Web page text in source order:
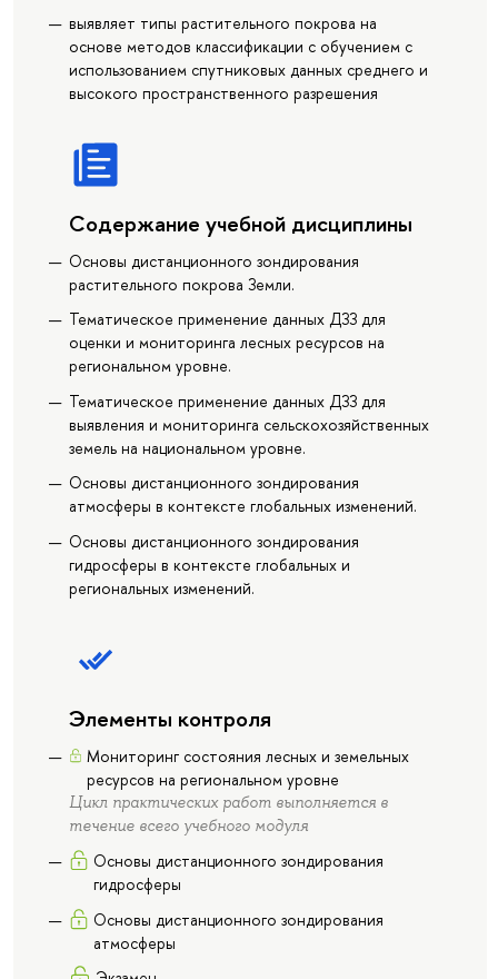
выявляет типы растительного покрова на
основе методов классификации с обучением с
использованием спутниковых данных среднего и
высокого пространственного разрешения
Содержание учебной дисциплины
Основы дистанционного зондирования
растительного покрова Земли.
Тематическое применение данных ДЗЗ для
оценки и мониторинга лесных ресурсов на
региональном уровне.
Тематическое применение данных ДЗЗ для
выявления и мониторинга сельскохозяйственных
земель на национальном уровне.
Основы дистанционного зондирования
атмосферы в контексте глобальных изменений.
Основы дистанционного зондирования
гидросферы в контексте глобальных и
региональных изменений.
Элементы контроля
Мониторинг состояния лесных и земельных
ресурсов на региональном уровне
Цикл практических работ выполняется в
течение всего учебного модуля
Основы дистанционного зондирования
гидросферы
Основы дистанционного зондирования
атмосферы